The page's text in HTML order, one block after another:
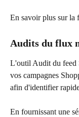
En savoir plus sur la
Audits du flux
L'outil Audit du feed
vos campagnes
afin d'identifier
En fournissant une